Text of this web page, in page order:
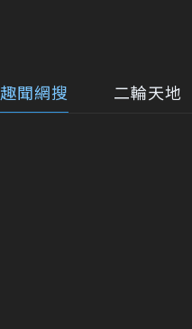
趣聞網搜 二輪天地